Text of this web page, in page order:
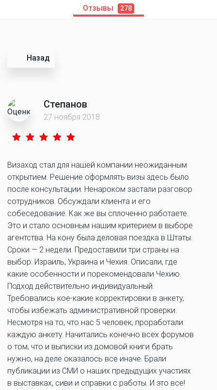
Отзывы 278
Назад
Степанов
27 ноября 2018
Визаход стал для нашей компании неожиданным
открытием. Решение оформлять визы здесь было
после консультации. Ненароком застали разговор
сотрудников. Обсуждали клиента и его
собеседование. Как же вы сплоченно работаете.
Это и стало основным нашим критерием в выборе
агентства. На кону была деловая поездка в Штаты.
Сроки — 2 недели. Предоставили три страны на
выбор: Израиль, Украина и Чехия. Описали, где
какие особенности и порекомендовали Чехию.
Подход действительно индивидуальный.
Требовались кое-какие корректировки в анкету,
чтобы избежать административной проверки.
Несмотря на то, что нас 5 человек, проработали
каждую анкету. Начитались конечно всех форумов
о том, что и выписки из домовой книги брать
нужно, на деле оказалось все иначе. Брали
публикации из СМИ о наших предыдущих участиях
в выставках, сиви и справки с работы. И это все!